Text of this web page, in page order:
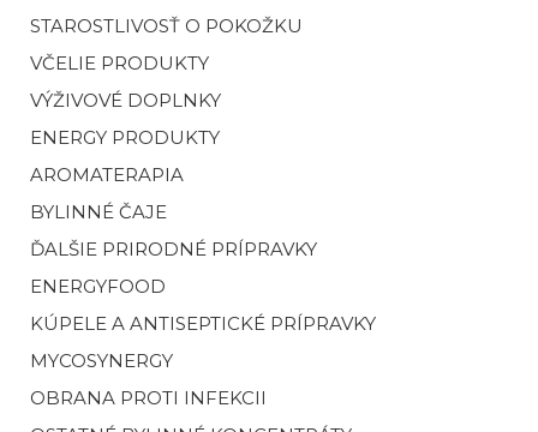
STAROSTLIVOSŤ O POKOŽKU
VČELIE PRODUKTY
VÝŽIVOVÉ DOPLNKY
ENERGY PRODUKTY
AROMATERAPIA
BYLINNÉ ČAJE
ĎALŠIE PRIRODNÉ PRÍPRAVKY
ENERGYFOOD
KÚPELE A ANTISEPTICKÉ PRÍPRAVKY
MYCOSYNERGY
OBRANA PROTI INFEKCII